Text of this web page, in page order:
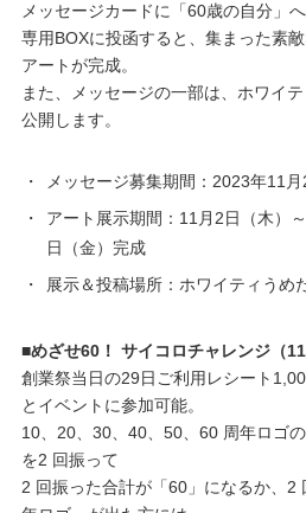
メッセージカードに「60歳の自分」
専用BOXに投函すると、集まった素
アートが完成。
また、メッセージの一部は、ホワイ
公開します。
・
メッセージ募集期間：2023年11月
・
アート展示期間：11月2日（木
日（金）完成
・
展示＆投稿場所：ホワイティうめ
■めざせ60！ サイコロチャレンジ（11
創業祭当日の29日ご利用レシート
とイベントに参加可能。
10、20、30、40、50、60 周年ロゴ
を2 回振って
2 回振った合計が「60」になるか、2